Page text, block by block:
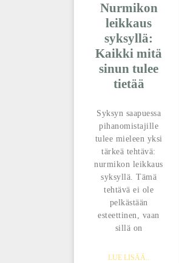
Nurmikon
leikkaus
syksyllä:
Kaikki mitä
sinun tulee
tietää
Syksyn saapuessa
pihanomistajille
tulee mieleen yksi
tärkeä tehtävä:
nurmikon leikkaus
syksyllä. Tämä
tehtävä ei ole
pelkästään
esteettinen, vaan
sillä on
LUE LISÄÄ..